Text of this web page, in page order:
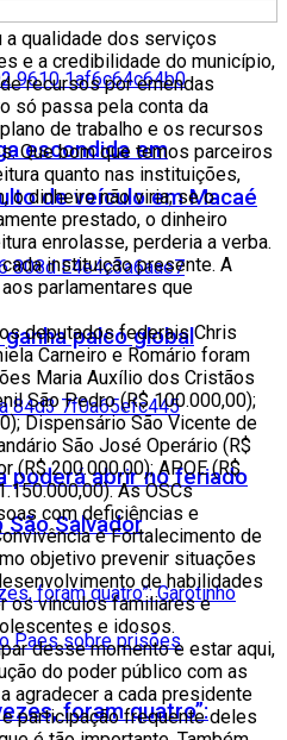
escondida em
de veículo em Macaé
palco global
poderá abrir no feriado
Salvador
foram quatro”:
qualidade dos serviços
e a credibilidade do município,
recursos por emendas
só passa pela conta da
de trabalho e os recursos
Que bom que temos parceiros
quanto nas instituições,
o dinheiro não viria; se o
prestado, o dinheiro
enrolasse, perderia a verba.
instituição presente. A
parlamentares que
deputados federais Chris
Carneiro e Romário foram
Maria Auxílio dos Cristãos
São Pedro (R$ 100.000,00);
Dispensário São Vicente de
São José Operário (R$
(R$ 200.000,00); APOE (R$
As OSCs
com deficiências e
e Fortalecimento de
objetivo prevenir situações
de habilidades
os vínculos familiares e
e idosos.
desse momento e estar aqui,
do poder público com as
agradecer a cada presidente
participação frequente deles